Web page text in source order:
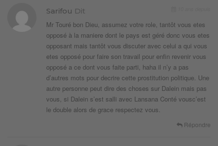
Sarifou Dit
Mr Touré bon Dieu, assumez votre role, tantôt vous etes
opposé à la maniere dont le pays est géré donc vous etes
opposant mais tantôt vous discuter avec celui a qui vous
etes opposé pour faire son travail pour enfin revenir vous
opposé a ce dont vous faite parti, haha il n’y a pas
d’autres mots pour decrire cette prostitution politique. Une
autre personne peut dire des choses sur Dalein mais pas
vous, si Dalein s’est salli avec Lansana Conté vousc’est
le double alors de grace respectez vous.
Répondre